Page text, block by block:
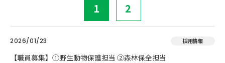
1 2
2026/01/23 採用情報
【職員募集】①野生動物保護担当 ②森林保全担当